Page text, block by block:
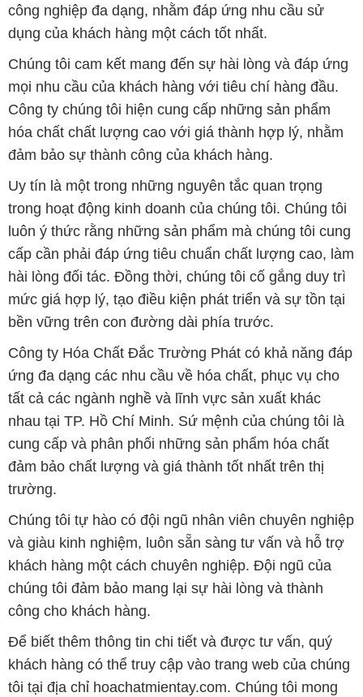
công nghiệp đa dạng, nhằm đáp ứng nhu cầu sử
dụng của khách hàng một cách tốt nhất.
Chúng tôi cam kết mang đến sự hài lòng và đáp ứng
mọi nhu cầu của khách hàng với tiêu chí hàng đầu.
Công ty chúng tôi hiện cung cấp những sản phẩm
hóa chất chất lượng cao với giá thành hợp lý, nhằm
đảm bảo sự thành công của khách hàng.
Uy tín là một trong những nguyên tắc quan trọng
trong hoạt động kinh doanh của chúng tôi. Chúng tôi
luôn ý thức rằng những sản phẩm mà chúng tôi cung
cấp cần phải đáp ứng tiêu chuẩn chất lượng cao, làm
hài lòng đối tác. Đồng thời, chúng tôi cố gắng duy trì
mức giá hợp lý, tạo điều kiện phát triển và sự tồn tại
bền vững trên con đường dài phía trước.
Công ty Hóa Chất Đắc Trường Phát có khả năng đáp
ứng đa dạng các nhu cầu về hóa chất, phục vụ cho
tất cả các ngành nghề và lĩnh vực sản xuất khác
nhau tại TP. Hồ Chí Minh. Sứ mệnh của chúng tôi là
cung cấp và phân phối những sản phẩm hóa chất
đảm bảo chất lượng và giá thành tốt nhất trên thị
trường.
Chúng tôi tự hào có đội ngũ nhân viên chuyên nghiệp
và giàu kinh nghiệm, luôn sẵn sàng tư vấn và hỗ trợ
khách hàng một cách chuyên nghiệp. Đội ngũ của
chúng tôi đảm bảo mang lại sự hài lòng và thành
công cho khách hàng.
Để biết thêm thông tin chi tiết và được tư vấn, quý
khách hàng có thể truy cập vào trang web của chúng
tôi tại địa chỉ hoachatmientay.com. Chúng tôi mong